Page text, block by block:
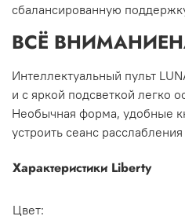
сбалансированную
ВСЁ ВНИМАНИЕ
Интеллектуальный пульт
и с яркой подсветкой легко
Необычная форма, удобные
устроить сеанс
Характеристики Liberty
Цвет: